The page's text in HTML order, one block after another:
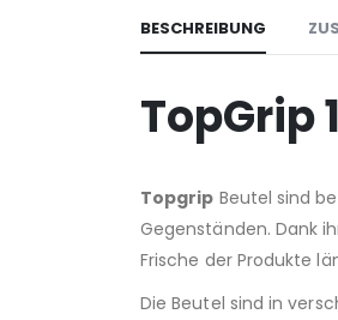
BESCHREIBUNG
TopGrip
Topgrip Beutel sind
Gegenständen. Dank
Frische der Produkte
Die Beutel sind in